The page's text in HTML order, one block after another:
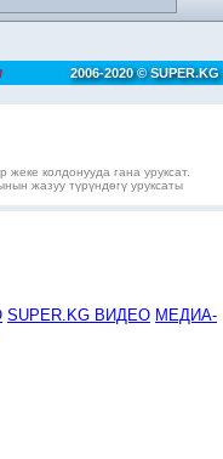
2006-2020 © SUPER.KG
колдонууда гана уруксат.
жазуу түрүндөгү уруксаты
SUPER.KG ВИДЕО МЕДИА-